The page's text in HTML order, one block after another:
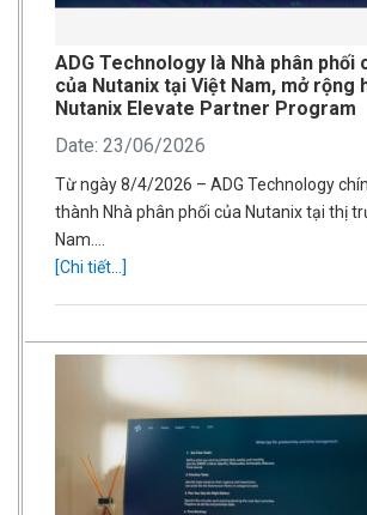
ADG Technology là Nhà phân phối
của Nutanix tại Việt Nam, mở rộng
Nutanix Elevate Partner Program
Date: 23/06/2026
Từ ngày 8/4/2026 – ADG Technology
thành Nhà phân phối của Nutanix tại thị
Nam….
[Chi tiết...]